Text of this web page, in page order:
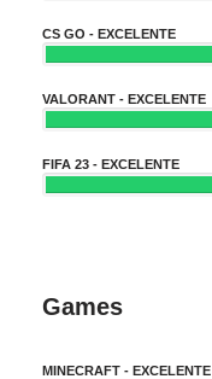
CS GO - EXCELENTE
VALORANT - EXCELENTE
FIFA 23 - EXCELENTE
Games
MINECRAFT - EXCELENTE